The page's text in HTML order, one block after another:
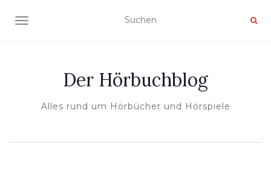
NAVIGATION UMSCHALTEN
Der Hörbuchblog
Alles rund um Hörbücher und Hörspiele